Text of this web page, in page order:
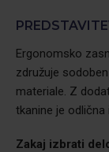
Ergonomsko
združuje
materiale. Z
tkanine je
Zakaj izbrati